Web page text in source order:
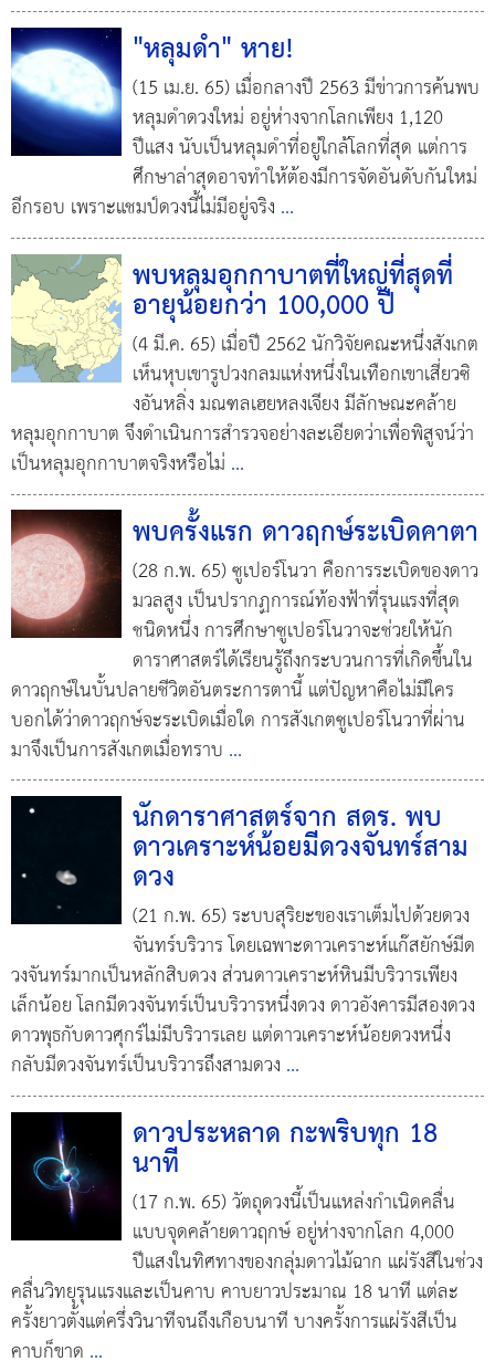
"หลุมดำ" หาย!
(15 เม.ย. 65) เมื่อกลางปี 2563 มีข่าวการค้นพบ
หลุมดำดวงใหม่ อยู่ห่างจากโลกเพียง 1,120
ปีแสง นับเป็นหลุมดำที่อยู่ใกล้โลกที่สุด แต่การ
ศึกษาล่าสุดอาจทำให้ต้องมีการจัดอันดับกันใหม่
อีกรอบ เพราะแชมป์ดวงนี้ไม่มีอยู่จริง ...
พบหลุมอุกกาบาตที่ใหญ่ที่สุดที่
อายุน้อยกว่า 100,000 ปี
(4 มี.ค. 65) เมื่อปี 2562 นักวิจัยคณะหนึ่งสังเกต
เห็นหุบเขารูปวงกลมแห่งหนึ่งในเทือกเขาเสี่ยวซิ
งอันหลิ่ง มณฑลเฮยหลงเจียง มีลักษณะคล้าย
หลุมอุกกาบาต จึงดำเนินการสำรวจอย่างละเอียดว่าเพื่อพิสูจน์ว่า
เป็นหลุมอุกกาบาตจริงหรือไม่ ...
พบครั้งแรก ดาวฤกษ์ระเบิดคาตา
(28 ก.พ. 65) ซูเปอร์โนวา คือการระเบิดของดาว
มวลสูง เป็นปรากฏการณ์ท้องฟ้าที่รุนแรงที่สุด
ชนิดหนึ่ง การศึกษาซูเปอร์โนวาจะช่วยให้นัก
ดาราศาสตร์ได้เรียนรู้ถึงกระบวนการที่เกิดขึ้นใน
ดาวฤกษ์ในบั้นปลายชีวิตอันตระการตานี้ แต่ปัญหาคือไม่มีใคร
บอกได้ว่าดาวฤกษ์จะระเบิดเมื่อใด การสังเกตซูเปอร์โนวาที่ผ่าน
มาจึงเป็นการสังเกตเมื่อทราบ ...
นักดาราศาสตร์จาก สดร. พบ
ดาวเคราะห์น้อยมีดวงจันทร์สาม
ดวง
(21 ก.พ. 65) ระบบสุริยะของเราเต็มไปด้วยดวง
จันทร์บริวาร โดยเฉพาะดาวเคราะห์แก๊สยักษ์มีด
วงจันทร์มากเป็นหลักสิบดวง ส่วนดาวเคราะห์หินมีบริวารเพียง
เล็กน้อย โลกมีดวงจันทร์เป็นบริวารหนึ่งดวง ดาวอังคารมีสองดวง
ดาวพุธกับดาวศุกร์ไม่มีบริวารเลย แต่ดาวเคราะห์น้อยดวงหนึ่ง
กลับมีดวงจันทร์เป็นบริวารถึงสามดวง ...
ดาวประหลาด กะพริบทุก 18
นาที
(17 ก.พ. 65) วัตถุดวงนี้เป็นแหล่งกำเนิดคลื่น
แบบจุดคล้ายดาวฤกษ์ อยู่ห่างจากโลก 4,000
ปีแสงในทิศทางของกลุ่มดาวไม้ฉาก แผ่รังสีในช่วง
คลื่นวิทยุรุนแรงและเป็นคาบ คาบยาวประมาณ 18 นาที แต่ละ
ครั้งยาวตั้งแต่ครึ่งวินาทีจนถึงเกือบนาที บางครั้งการแผ่รังสีเป็น
คาบก็ขาด ...